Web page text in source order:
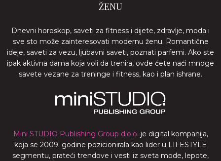
ŽENU
Dnevni horoskop, saveti za fitness i dijete, zdravlje, moda i
sve sto može zainteresovati modernu ženu. Romantične
ideje, saveti za vezu, ljubavni saveti, poznati parfemi. Ako ste
ipak aktivna dama koja voli da trenira, ovde ćete naći mnoge
savete vezane za treninge i fitness, kao i plan ishrane.
Mini STUDIO Publishing Group d.o.o. je digital kompanija,
koja se 2009. godine pozicionirala kao lider u LIFESTYLE
segmentu, prateći trendove i vesti iz sveta mode, lepote,